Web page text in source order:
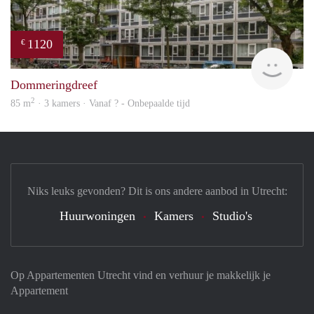
€ 1120
Dommeringdreef
85 m2 · 3 kamers · Vanaf ? - Onbepaalde tijd
Op Appartementen Utrecht vind en verhuur je makkelijk je
Appartement
Niks leuks gevonden? Dit is ons andere aanbod in Utrecht:
Huurwoningen Kamers Studio's